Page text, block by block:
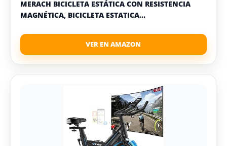
MERACH BICICLETA ESTÁTICA CON RESISTENCIA
MAGNÉTICA, BICICLETA ESTATICA...